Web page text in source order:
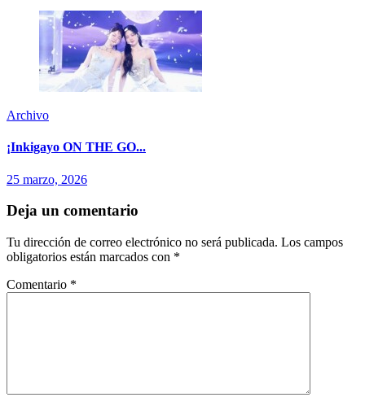
Archivo
¡Inkigayo ON THE GO...
25 marzo, 2026
Deja un comentario
Tu dirección de correo electrónico no será publicada. Los campos
obligatorios están marcados con *
Comentario *